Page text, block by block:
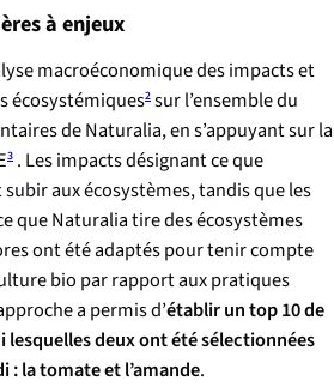
à enjeux
macroéconomique des impacts et
écosystémiques2 sur l’ensemble du
de Naturalia, en s’appuyant sur la
3 . Les impacts désignant ce que
aux écosystèmes, tandis que les
que Naturalia tire des écosystèmes
ont été adaptés pour tenir compte
bio par rapport aux pratiques
a permis d’établir un top 10 de
deux ont été sélectionnées
la tomate et l’amande.